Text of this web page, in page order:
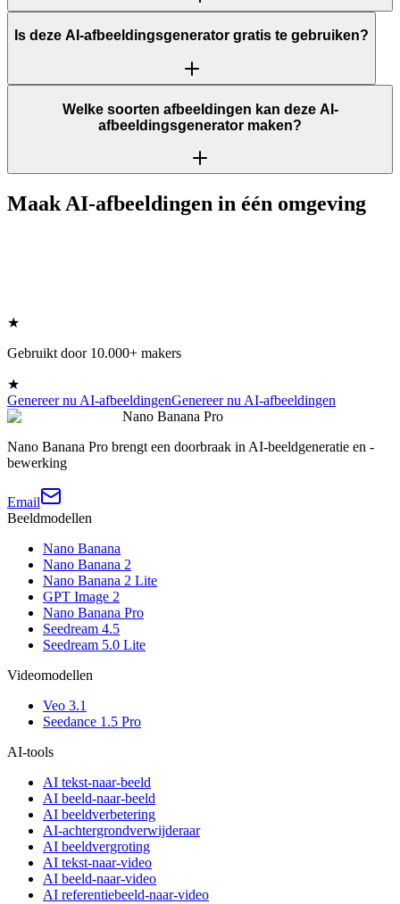
Is deze AI-afbeeldingsgenerator gratis te gebruiken?
Welke soorten afbeeldingen kan deze AI-
afbeeldingsgenerator maken?
Maak AI-afbeeldingen in één omgeving
★
Gebruikt door 10.000+ makers
★
Genereer nu AI-afbeeldingenGenereer nu AI-afbeeldingen
Nano Banana Pro
Nano Banana Pro brengt een doorbraak in AI-beeldgeneratie en -
bewerking
Email
Beeldmodellen
Nano Banana
Nano Banana 2
Nano Banana 2 Lite
GPT Image 2
Nano Banana Pro
Seedream 4.5
Seedream 5.0 Lite
Videomodellen
Veo 3.1
Seedance 1.5 Pro
AI-tools
AI tekst-naar-beeld
AI beeld-naar-beeld
AI beeldverbetering
AI-achtergrondverwijderaar
AI beeldvergroting
AI tekst-naar-video
AI beeld-naar-video
AI referentiebeeld-naar-video